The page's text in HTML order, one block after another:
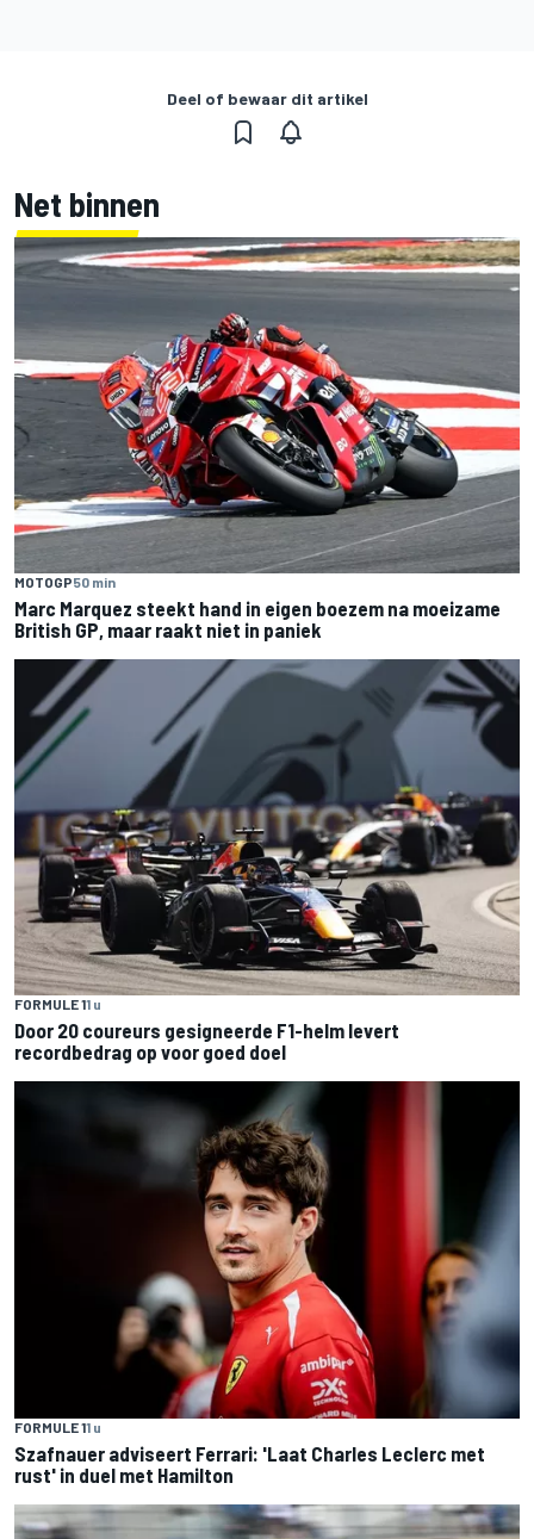
Deel of bewaar dit artikel
Net binnen
MOTOGP50 min
Marc Marquez steekt hand in eigen boezem na moeizame
British GP, maar raakt niet in paniek
FORMULE 11 u
Door 20 coureurs gesigneerde F1-helm levert
recordbedrag op voor goed doel
FORMULE 11 u
Szafnauer adviseert Ferrari: 'Laat Charles Leclerc met
rust' in duel met Hamilton